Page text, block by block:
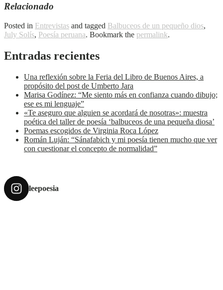
Relacionado
Posted in Entrevistas and tagged Balbuceos de un pequeño dios,
July Solís, Poesía peruana. Bookmark the permalink.
Entradas recientes
Una reflexión sobre la Feria del Libro de Buenos Aires, a
propósito del post de Umberto Jara
Marisa Godínez: “Me siento más en confianza cuando dibujo;
ese es mi lenguaje”
«Te aseguro que alguien se acordará de nosotras»: muestra
poética del taller de poesía ‘balbuceos de una pequeña diosa’
Poemas escogidos de Virginia Roca López
Román Luján: “Sánafabich y mi poesía tienen mucho que ver
con cuestionar el concepto de normalidad”
leepoesia